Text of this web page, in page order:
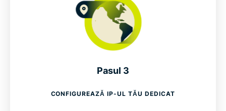
Pasul 3
CONFIGUREAZĂ IP-UL TĂU DEDICAT